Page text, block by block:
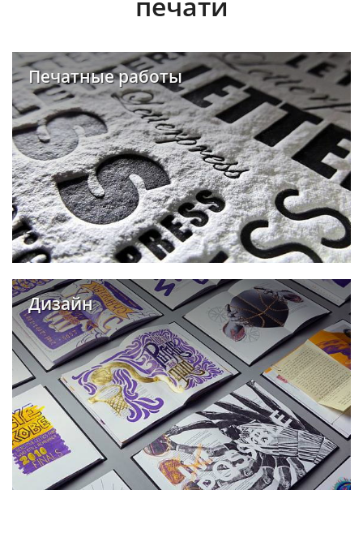
Печатные работы
Дизайн